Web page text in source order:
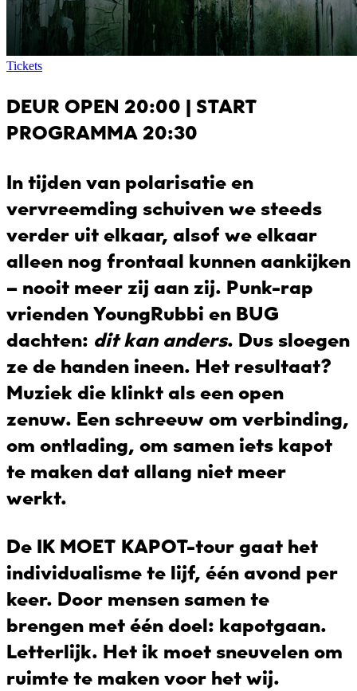
Tickets
DEUR OPEN 20:00 | START
PROGRAMMA 20:30
In tijden van polarisatie en
vervreemding schuiven we steeds
verder uit elkaar, alsof we elkaar
alleen nog frontaal kunnen aankijken
– nooit meer zij aan zij. Punk-rap
vriendenYoungRubbi en BUG
dachten: dit kan anders. Dus sloegen
ze de handen ineen. Het resultaat?
Muziek die klinkt als een open
zenuw. Een schreeuw om verbinding,
om ontlading, om samen iets kapot
te maken dat allang niet meer
werkt.
De IK MOET KAPOT-tourgaat het
individualisme te lijf, één avond per
keer. Door mensen samen te
brengen met één doel: kapotgaan.
Letterlijk. Het ik moet sneuvelen om
ruimte te maken voor het wij.